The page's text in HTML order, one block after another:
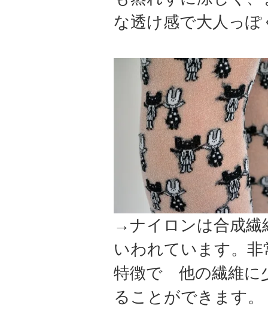
な透け感で大人っ
→ナイロンは合成繊
いわれています。
特徴で 他の繊維に
ることができます。